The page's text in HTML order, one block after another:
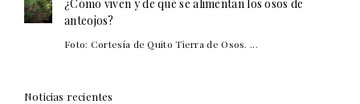
¿Cómo viven y de qué se alimentan los osos de
anteojos?
Foto: Cortesía de Quito Tierra de Osos. ...
Noticias recientes